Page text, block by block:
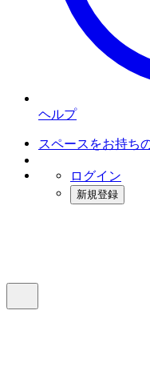
ヘルプ
スペースをお持ち
ログイン
新規登録